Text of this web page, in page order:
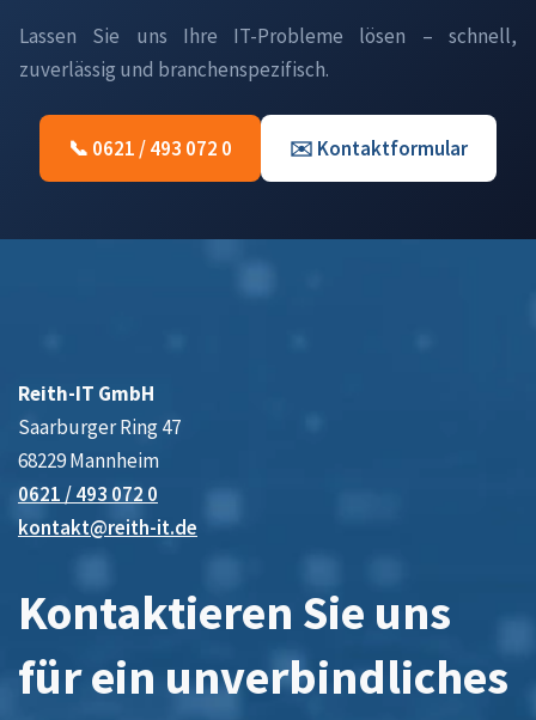
Lassen Sie uns Ihre IT-Probleme lösen – schnell,
zuverlässig und branchenspezifisch.
📞 0621 / 493 072 0 ✉️ Kontaktformular
Reith-IT GmbH
Saarburger Ring 47
68229 Mannheim
0621 / 493 072 0
kontakt@reith-it.de
Kontaktieren Sie uns
für ein unverbindliches